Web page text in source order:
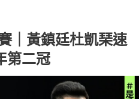
｜黃鎮廷杜凱琹速
第二冠